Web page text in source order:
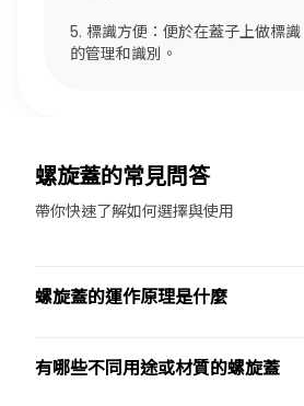
5. 標識方便：便於在蓋子上做標
的管理和識別。
螺旋蓋的常見問答
帶你快速了解如何選擇與使用
螺旋蓋的運作原理是什麼
有哪些不同用途或材質的螺旋蓋